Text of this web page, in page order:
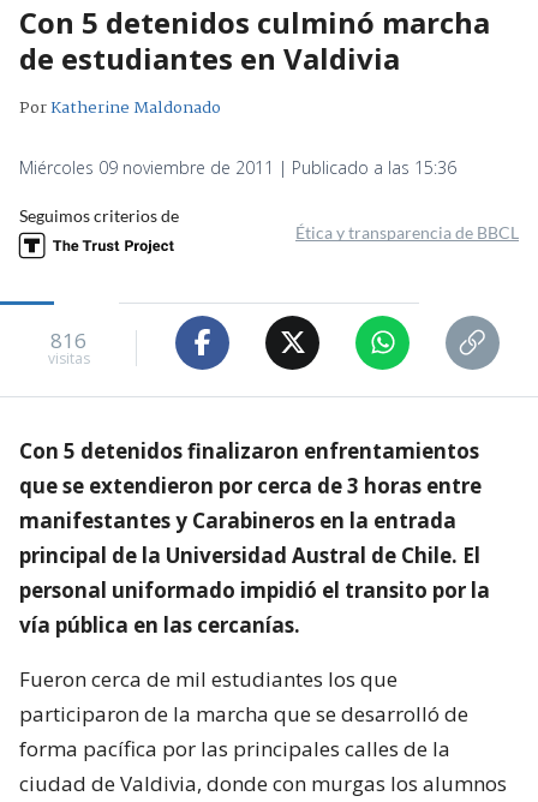
Con 5 detenidos culminó marcha
de estudiantes en Valdivia
PorKatherine Maldonado
Miércoles 09 noviembre de 2011 | Publicado a las 15:36
Seguimos criterios de
Ética y transparencia de BBCL
816
visitas
Con 5 detenidos finalizaron enfrentamientos
que se extendieron por cerca de 3 horas entre
manifestantes y Carabineros en la entrada
principal de la Universidad Austral de Chile. El
personal uniformado impidió el transito por la
vía pública en las cercanías.
Fueron cerca de mil estudiantes los que
participaron de la marcha que se desarrolló de
forma pacífica por las principales calles de la
ciudad de Valdivia, donde con murgas los alumnos